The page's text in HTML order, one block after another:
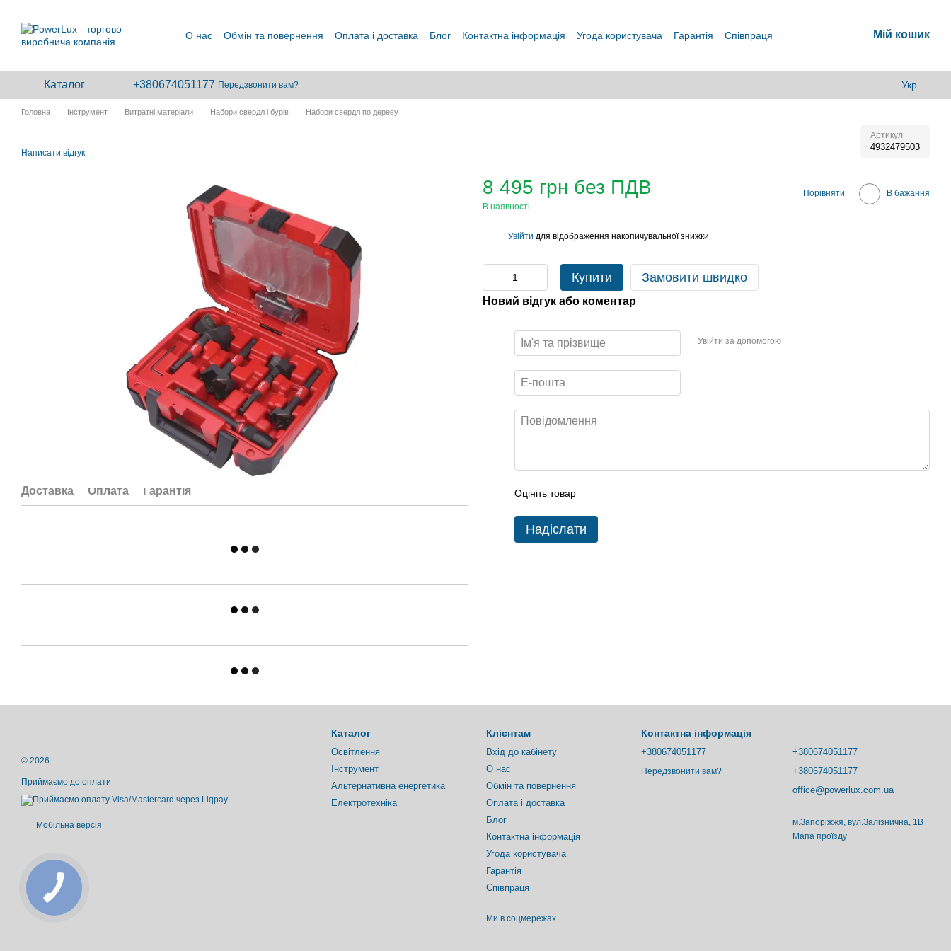
О нас Обмін та повернення Оплата і доставка Блог Контактна інформація Угода користувача Гарантія Співпраця Мій кошик
Каталог +380674051177 Передзвонити вам? Укр
Головна Інструмент Витратні матеріали Набори свердл і бурів Набори свердл по дереву
Артикул
4932479503
Написати відгук
Доставка Оплата Гарантія
8 495 грн без ПДВ
В наявності
Порівняти В бажання
Увійти для відображення накопичувальної знижки
Купити Замовити швидко
Новий відгук або коментар
Увійти за допомогою
Оцініть товар
Надіслати
© 2026
Приймаємо до оплати
Мобільна версія
Каталог
Освітлення
Інструмент
Альтернативна енергетика
Електротехніка
Клієнтам
Вхід до кабінету
О нас
Обмін та повернення
Оплата і доставка
Блог
Контактна інформація
Угода користувача
Гарантія
Співпраця
Ми в соцмережах
Контактна інформація
+380674051177
Передзвонити вам?
+380674051177
+380674051177
office@powerlux.com.ua
м.Запоріжжя, вул.Залізнична, 1В
Мапа проїзду